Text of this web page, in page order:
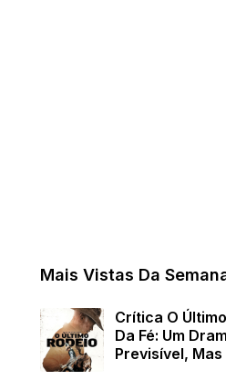
Mais Vistas Da
Crítica O
Da Fé: Um
Previsível,